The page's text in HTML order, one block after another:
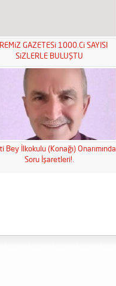
GAZETESi 1000.Ci SAYISI
SiZLERLE BULUŞTU
Bey İlkokulu (Konağı) Onarımında
Soru İşaretleri!.